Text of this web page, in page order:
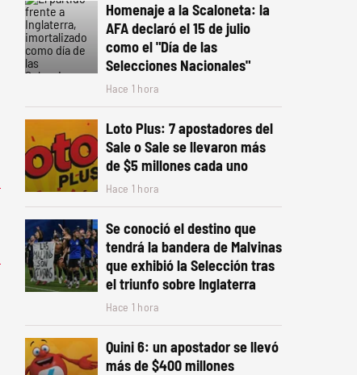
Homenaje a la Scaloneta: la
AFA declaró el 15 de julio
como el "Día de las
Selecciones Nacionales"
Hace 1 hora
Loto Plus: 7 apostadores del
Sale o Sale se llevaron más
de $5 millones cada uno
Hace 1 hora
Se conoció el destino que
tendrá la bandera de Malvinas
que exhibió la Selección tras
el triunfo sobre Inglaterra
Hace 1 hora
Quini 6: un apostador se llevó
más de $400 millones